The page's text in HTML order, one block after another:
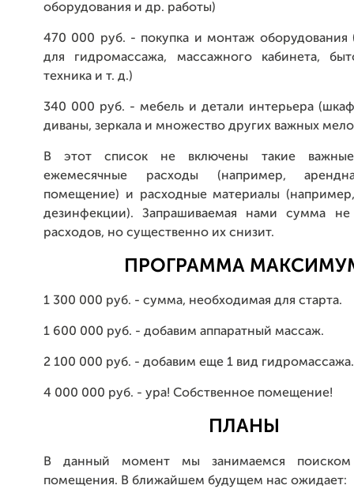
оборудования и др. работы)
470 000 руб. - покупка и монтаж оборудования
для гидромассажа, массажного кабинета,
техника и т. д.)
340 000 руб. - мебель и детали интерьера
диваны, зеркала и множество других важных
В этот список не включены такие
ежемесячные расходы (например,
помещение) и расходные материалы
дезинфекции). Запрашиваемая нами сумма не
расходов, но существенно их снизит.
ПРОГРАММА
1 300 000 руб. - сумма, необходимая для старта.
1 600 000 руб. - добавим аппаратный массаж.
2 100 000 руб. - добавим еще 1 вид гидромассажа.
4 000 000 руб. - ура! Собственное помещение!
ПЛАНЫ
В данный момент мы занимаемся поиском
помещения. В ближайшем будущем нас ожидает: